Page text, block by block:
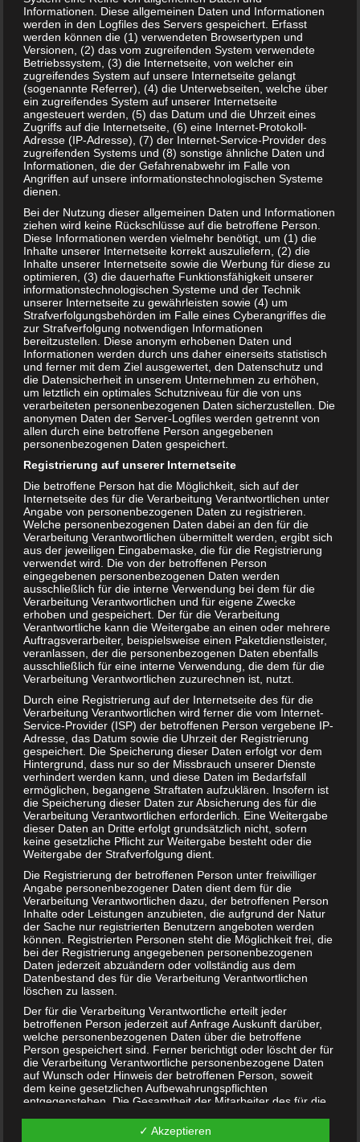
Share Post Save
T
e
i
l
e
n
Redakteur:Arne
Hallo, ich bin Arne und seit Anfang an dabei. Mir
macht es unglaublichen Spaß Artikel zu
verfassen. Jeden Tag mache ich mich auf die
Suche nach neuen und interessanten Themen.
Falls ihr Themen-Wünsche habt, meldet euch
Auch interessant:
Schiffchen aus Papier bauen
Beitragsnavigation
← NUK Magic Cup Trinkbecher 230 ml für nur 7,63 Euro
Warum beißt mein Kind? →
1 Kommentar zu “Reisen – 10 Kinderspiele für
unterwegs”
Sebi sagt:
23. Juli 2018 um 21:10 Uhr
Genau das habe ich jetzt gesucht. Morgen geht es nach
Frankreich
Antworten
Schreibe einen Kommentar
Deine E-Mail-Adresse wird nicht veröffentlicht.
Erforderliche Felder sind mit *markiert
Kommentar*
Name*
E-Mail-Adresse*
Website
Informationen. Diese allgemeinen Daten und Informationen
werden in den Logfiles des Servers gespeichert. Erfasst
werden können die (1) verwendeten Browsertypen und
Versionen, (2) das vom zugreifenden System verwendete
Betriebssystem, (3) die Internetseite, von welcher ein
zugreifendes System auf unsere Internetseite gelangt
(sogenannte Referrer), (4) die Unterwebseiten, welche über
ein zugreifendes System auf unserer Internetseite
angesteuert werden, (5) das Datum und die Uhrzeit eines
Zugriffs auf die Internetseite, (6) eine Internet-Protokoll-
Adresse (IP-Adresse), (7) der Internet-Service-Provider des
zugreifenden Systems und (8) sonstige ähnliche Daten und
Informationen, die der Gefahrenabwehr im Falle von
Angriffen auf unsere informationstechnologischen Systeme
dienen.
Bei der Nutzung dieser allgemeinen Daten und Informationen
ziehen wird keine Rückschlüsse auf die betroffene Person.
Diese Informationen werden vielmehr benötigt, um (1) die
Inhalte unserer Internetseite korrekt auszuliefern, (2) die
Inhalte unserer Internetseite sowie die Werbung für diese zu
optimieren, (3) die dauerhafte Funktionsfähigkeit unserer
informationstechnologischen Systeme und der Technik
unserer Internetseite zu gewährleisten sowie (4) um
Strafverfolgungsbehörden im Falle eines Cyberangriffes die
zur Strafverfolgung notwendigen Informationen
bereitzustellen. Diese anonym erhobenen Daten und
Informationen werden durch uns daher einerseits statistisch
und ferner mit dem Ziel ausgewertet, den Datenschutz und
die Datensicherheit in unserem Unternehmen zu erhöhen,
um letztlich ein optimales Schutzniveau für die von uns
verarbeiteten personenbezogenen Daten sicherzustellen. Die
anonymen Daten der Server-Logfiles werden getrennt von
allen durch eine betroffene Person angegebenen
personenbezogenen Daten gespeichert.
Registrierung auf unserer Internetseite
Die betroffene Person hat die Möglichkeit, sich auf der
Internetseite des für die Verarbeitung Verantwortlichen unter
Angabe von personenbezogenen Daten zu registrieren.
Welche personenbezogenen Daten dabei an den für die
Verarbeitung Verantwortlichen übermittelt werden, ergibt sich
aus der jeweiligen Eingabemaske, die für die Registrierung
verwendet wird. Die von der betroffenen Person
eingegebenen personenbezogenen Daten werden
ausschließlich für die interne Verwendung bei dem für die
Verarbeitung Verantwortlichen und für eigene Zwecke
erhoben und gespeichert. Der für die Verarbeitung
Verantwortliche kann die Weitergabe an einen oder mehrere
Auftragsverarbeiter, beispielsweise einen Paketdienstleister,
veranlassen, der die personenbezogenen Daten ebenfalls
ausschließlich für eine interne Verwendung, die dem für die
Verarbeitung Verantwortlichen zuzurechnen ist, nutzt.
Durch eine Registrierung auf der Internetseite des für die
Verarbeitung Verantwortlichen wird ferner die vom Internet-
Service-Provider (ISP) der betroffenen Person vergebene IP-
Adresse, das Datum sowie die Uhrzeit der Registrierung
gespeichert. Die Speicherung dieser Daten erfolgt vor dem
Hintergrund, dass nur so der Missbrauch unserer Dienste
verhindert werden kann, und diese Daten im Bedarfsfall
ermöglichen, begangene Straftaten aufzuklären. Insofern ist
die Speicherung dieser Daten zur Absicherung des für die
Verarbeitung Verantwortlichen erforderlich. Eine Weitergabe
dieser Daten an Dritte erfolgt grundsätzlich nicht, sofern
keine gesetzliche Pflicht zur Weitergabe besteht oder die
Weitergabe der Strafverfolgung dient.
Die Registrierung der betroffenen Person unter freiwilliger
Angabe personenbezogener Daten dient dem für die
Verarbeitung Verantwortlichen dazu, der betroffenen Person
Inhalte oder Leistungen anzubieten, die aufgrund der Natur
der Sache nur registrierten Benutzern angeboten werden
können. Registrierten Personen steht die Möglichkeit frei, die
bei der Registrierung angegebenen personenbezogenen
Daten jederzeit abzuändern oder vollständig aus dem
Datenbestand des für die Verarbeitung Verantwortlichen
löschen zu lassen.
Der für die Verarbeitung Verantwortliche erteilt jeder
betroffenen Person jederzeit auf Anfrage Auskunft darüber,
welche personenbezogenen Daten über die betroffene
Person gespeichert sind. Ferner berichtigt oder löscht der für
die Verarbeitung Verantwortliche personenbezogene Daten
auf Wunsch oder Hinweis der betroffenen Person, soweit
dem keine gesetzlichen Aufbewahrungspflichten
entgegenstehen. Die Gesamtheit der Mitarbeiter des für die
in diesem Zusammenhang als Ansprechpartner zur
✓ Akzeptieren